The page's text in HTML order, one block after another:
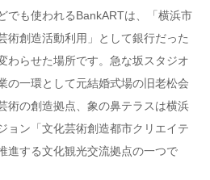
でも使われるBankARTは、「横浜市
術創造活動利用」として銀行だった
わらせた場所です。急な坂スタジオ
の一環として元結婚式場の旧老松会
術の創造拠点、象の鼻テラスは横浜
ョン「文化芸術創造都市クリエイテ
進する文化観光交流拠点の一つで